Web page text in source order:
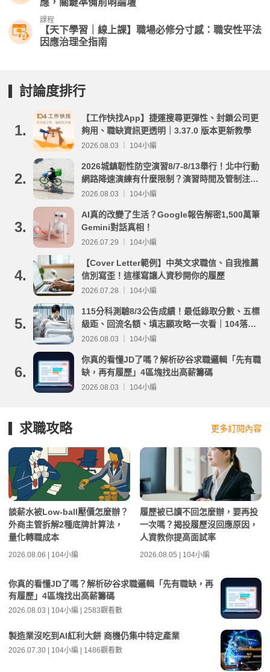
應，關鍵準備前哨論壇
課程
【天下學習｜線上課】職場必修分寸感：職安性平法
因應治理全指南
討論度排行
1.
【工作快找App】捷運搜尋更彈性、封鎖公司更
夠用、職缺資訊更透明｜3.37.0 版本更新教學
2026.08.03 ｜ 104小編
2.
2026城鎮韌性防空演習8/7-8/13舉行！北中行動
網路降速演練有什麼限制？演習時間及管制注意
事項整理
2026.08.03 ｜ 104小編
3.
AI真的改變了生活？Google報告解密1,500萬筆
Gemini對話真相！
2026.07.29 ｜ 104小編
4.
【Cover Letter範例】中英文求職信、自我推薦
信別寫歪！這樣寫讓人資秒開你的履歷
2026.07.28 ｜ 104小編
5.
115分科測驗8/3公告成績！最低錄取分數、五標
級距、回流名額、填志願攻略一次看｜104落點
分析
2026.08.03 ｜ 104小編
6.
你真的看懂JD了嗎？解析矽谷求職邏輯「先有職
缺，再有履歷」4區塊找出高薪籌碼
2026.08.03 ｜ 104小編
求職攻略 更多訂閱內容
談薪水被Low-ball壓價怎麼辦？
外商主管拆解2種底牌計算法，
量化轉職成本
2026.08.06 | 104小編
履歷被已讀不回怎麼辦，要再投
一次嗎？揭投履歷沒回應原因，
人資教你提高面試率
2026.08.05 | 104小編
你真的看懂JD了嗎？解析矽谷求職邏輯「先有職缺，再
有履歷」4區塊找出高薪籌碼
2026.08.03 | 104小編 | 2583觀看數
製造業沒吃到AI紅利大餅 商機仍集中特定產業
2026.07.30 | 104小編 | 1486觀看數